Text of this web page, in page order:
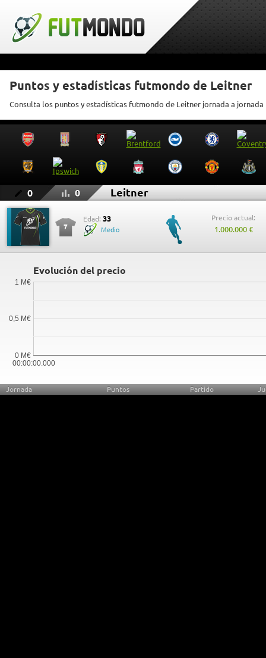
Puntos y estadísticas futmondo de Leitner
Consulta los puntos y estadísticas futmondo de Leitner jornada a jornada
0 0 Leitner
7
Edad: 33
Medio
Precio actual:
1.000.000 €
Evolución del precio
00:00:00.000
0 M€
0,5 M€
1 M€
Jornada Puntos Partido